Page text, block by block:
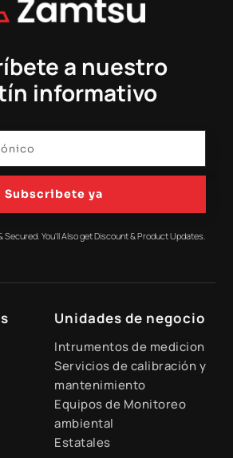
a nuestro
informativo
Subscribete ya
You'll Also get Discount & Product Updates.
Unidades de negocio
Intrumentos de medicion
Servicios de calibración y
mantenimiento
Equipos de Monitoreo
ambiental
Estatales